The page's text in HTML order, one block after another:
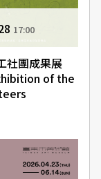
17:00
社團成果展
of the